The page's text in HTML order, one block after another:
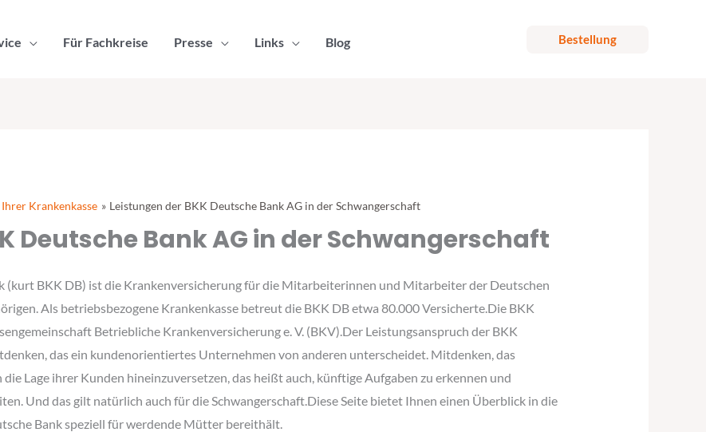
Für Fachkreise Presse Links Blog Bestellung
Krankenkasse Leistungen der BKK Deutsche Bank AG in der Schwangerschaft
Deutsche Bank AG in der Schwangerschaft
(kurt BKK DB) ist die Krankenversicherung für die Mitarbeiterinnen und Mitarbeiter der Deutschen
Als betriebsbezogene Krankenkasse betreut die BKK DB etwa 80.000 Versicherte.Die BKK
Betriebliche Krankenversicherung e. V. (BKV).Der Leistungsanspruch der BKK
das ein kundenorientiertes Unternehmen von anderen unterscheidet. Mitdenken, das
Lage ihrer Kunden hineinzuversetzen, das heißt auch, künftige Aufgaben zu erkennen und
Und das gilt natürlich auch für die Schwangerschaft.Diese Seite bietet Ihnen einen Überblick in die
Bank speziell für werdende Mütter bereithält.